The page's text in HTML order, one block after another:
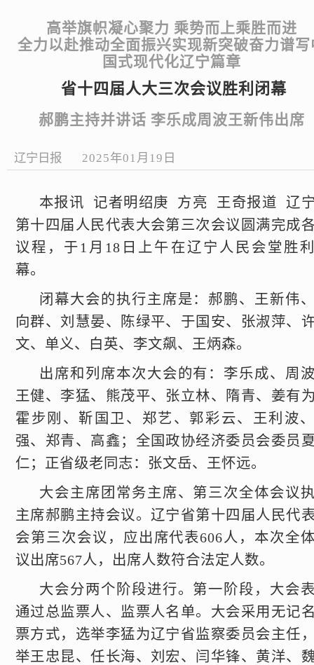
高举旗帜凝心聚力 乘势而上乘胜而进
全力以赴推动全面振兴实现新突破奋力谱写
国式现代化辽宁篇章
省十四届人大三次会议胜利闭幕
郝鹏主持并讲话 李乐成周波王新伟出席
辽宁日报 2025年01月19日
本报讯 记者明绍庚 方亮 王奇报道 辽
第十四届人民代表大会第三次会议圆满完成
议程，于1月18日上午在辽宁人民会堂胜
幕。
闭幕大会的执行主席是：郝鹏、王新伟
向群、刘慧晏、陈绿平、于国安、张淑萍、
文、单义、白英、李文飙、王炳森。
出席和列席本次大会的有：李乐成、周
王健、李猛、熊茂平、张立林、隋青、姜有
霍步刚、靳国卫、郑艺、郭彩云、王利波
强、郑青、高鑫；全国政协经济委员会委员
仁；正省级老同志：张文岳、王怀远。
大会主席团常务主席、第三次全体会议
主席郝鹏主持会议。辽宁省第十四届人民代
会第三次会议，应出席代表606人，本次全
议出席567人，出席人数符合法定人数。
大会分两个阶段进行。第一阶段，大会
通过总监票人、监票人名单。大会采用无记
票方式，选举李猛为辽宁省监察委员会主任
举王忠昆、任长海、刘宏、闫华锋、黄洋、